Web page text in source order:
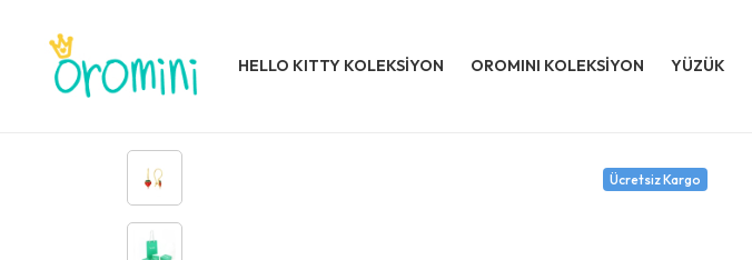
HELLO KITTY KOLEKSİYON OROMINI KOLEKSİYON YÜZÜK
Ücretsiz Kargo